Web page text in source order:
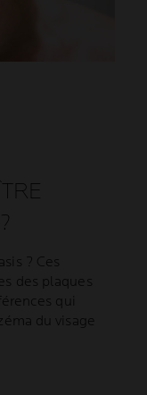
? Ces
des plaques
qui
du visage